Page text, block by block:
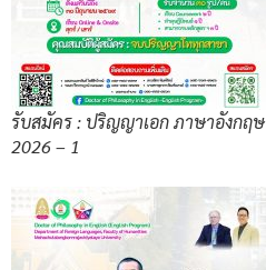
รับสมัคร : ปริญญาเอก ภาษาอังกฤษ
2026 – 1